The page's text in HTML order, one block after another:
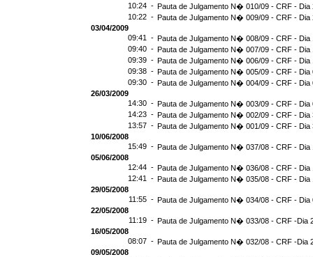
10:24 - Pauta de Julgamento N� 010/09 - CRF - Dia
10:22 - Pauta de Julgamento N� 009/09 - CRF - Dia
03/04/2009
09:41 - Pauta de Julgamento N� 008/09 - CRF - Dia
09:40 - Pauta de Julgamento N� 007/09 - CRF - Dia
09:39 - Pauta de Julgamento N� 006/09 - CRF - Dia
09:38 - Pauta de Julgamento N� 005/09 - CRF - Dia
09:30 - Pauta de Julgamento N� 004/09 - CRF - Dia
26/03/2009
14:30 - Pauta de Julgamento N� 003/09 - CRF - Dia
14:23 - Pauta de Julgamento N� 002/09 - CRF - Dia
13:57 - Pauta de Julgamento N� 001/09 - CRF - Dia
10/06/2008
15:49 - Pauta de Julgamento N� 037/08 - CRF - Dia
05/06/2008
12:44 - Pauta de Julgamento N� 036/08 - CRF - Dia
12:41 - Pauta de Julgamento N� 035/08 - CRF - Dia
29/05/2008
11:55 - Pauta de Julgamento N� 034/08 - CRF - Dia
22/05/2008
11:19 - Pauta de Julgamento N� 033/08 - CRF -Dia
16/05/2008
08:07 - Pauta de Julgamento N� 032/08 - CRF -Dia
09/05/2008